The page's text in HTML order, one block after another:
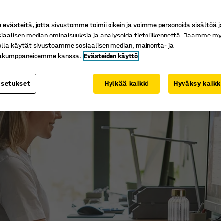
– säädettäviin toimistotuoleihin, sähköpöytiin
kuormitusvammojen ja
suunniteltu ergonominen työympäristö
evästeitä, jotta sivustomme toimii oikein ja voimme personoida sisältöä
median ominaisuuksia ja analysoida tietoliikennettä. Jaamme
käytät sivustoamme sosiaalisen median, mainonta- ja
kanssa. Evästeiden käyttö
Hylkää kaikki Hyväksy